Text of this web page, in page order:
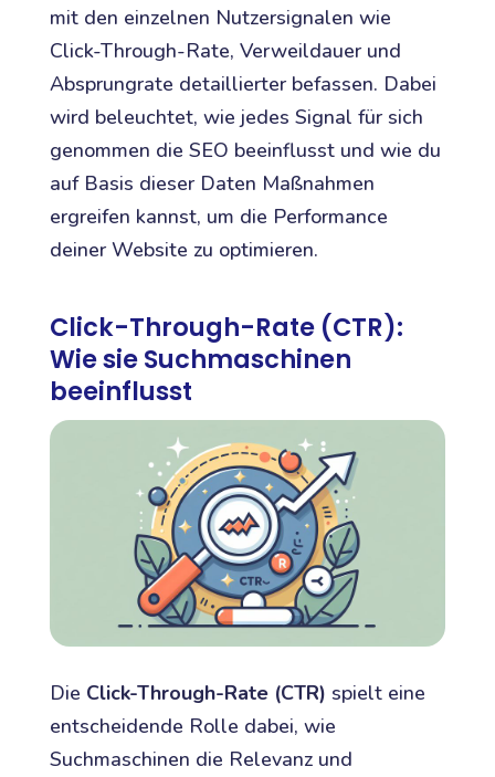
mit den einzelnen Nutzersignalen wie
Click-Through-Rate, Verweildauer und
Absprungrate detaillierter befassen. Dabei
wird beleuchtet, wie jedes Signal für sich
genommen die SEO beeinflusst und wie du
auf Basis dieser Daten Maßnahmen
ergreifen kannst, um die Performance
deiner Website zu optimieren.
Click-Through-Rate (CTR):
Wie sie Suchmaschinen
beeinflusst
Die Click-Through-Rate (CTR) spielt eine
entscheidende Rolle dabei, wie
Suchmaschinen die Relevanz und